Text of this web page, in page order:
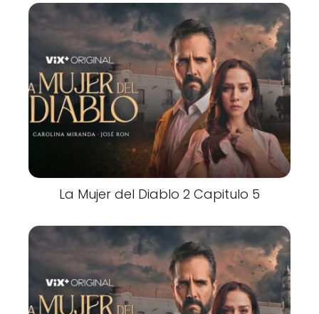
La Mujer del Diablo 2 Capitulo 5